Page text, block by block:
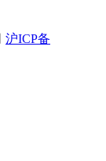
沪ICP备